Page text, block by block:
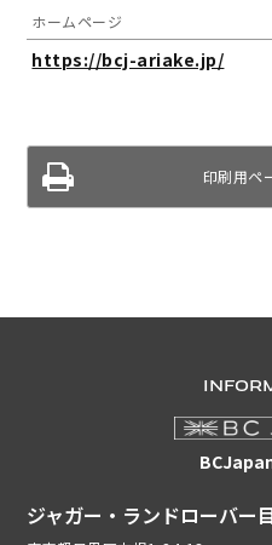
ホームページ
https://bcj-ariake.jp/
印刷用ペ
ジャガー・ランドローバー